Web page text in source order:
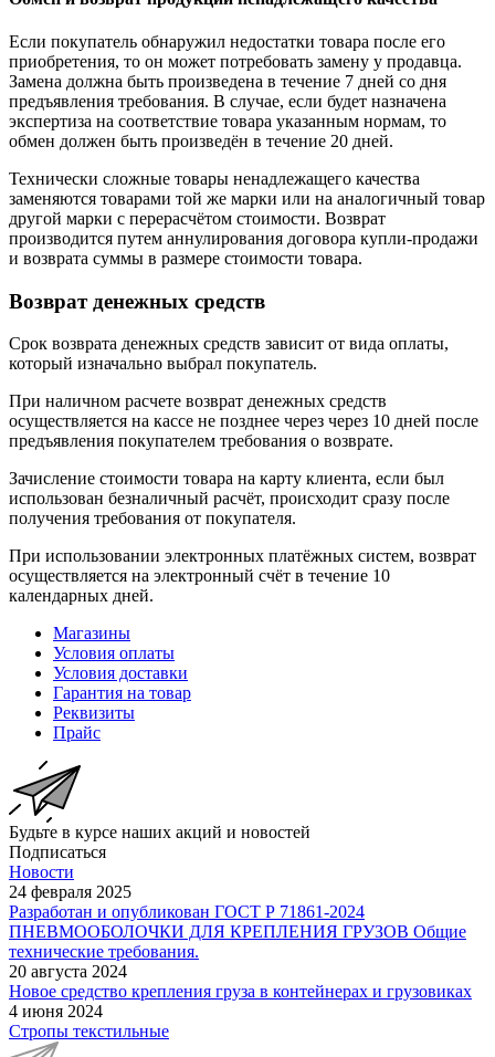
Если покупатель обнаружил недостатки товара после его
приобретения, то он может потребовать замену у продавца.
Замена должна быть произведена в течение 7 дней со дня
предъявления требования. В случае, если будет назначена
экспертиза на соответствие товара указанным нормам, то
обмен должен быть произведён в течение 20 дней.
Технически сложные товары ненадлежащего качества
заменяются товарами той же марки или на аналогичный товар
другой марки с перерасчётом стоимости. Возврат
производится путем аннулирования договора купли-продажи
и возврата суммы в размере стоимости товара.
Возврат денежных средств
Срок возврата денежных средств зависит от вида оплаты,
который изначально выбрал покупатель.
При наличном расчете возврат денежных средств
осуществляется на кассе не позднее через через 10 дней после
предъявления покупателем требования о возврате.
Зачисление стоимости товара на карту клиента, если был
использован безналичный расчёт, происходит сразу после
получения требования от покупателя.
При использовании электронных платёжных систем, возврат
осуществляется на электронный счёт в течение 10
календарных дней.
Магазины
Условия оплаты
Условия доставки
Гарантия на товар
Реквизиты
Прайс
Будьте в курсе наших акций и новостей
Подписаться
Новости
24 февраля 2025
Разработан и опубликован ГОСТ Р 71861-2024
ПНЕВМООБОЛОЧКИ ДЛЯ КРЕПЛЕНИЯ ГРУЗОВ Общие
технические требования.
20 августа 2024
Новое средство крепления груза в контейнерах и грузовиках
4 июня 2024
Стропы текстильные